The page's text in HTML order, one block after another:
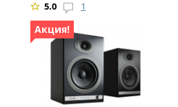
5.0 1
Акция!